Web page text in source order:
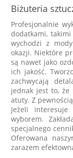
Biżuteria
Profesjonalnie
dodatkami,
wychodzi z
okazji. Niektóre
są nawet jako
ich jakość.
zachwycają
jednak jest to, że
atuty. Z
Jeżeli
wyborem.
specjalnego
Oferowana
zarazem